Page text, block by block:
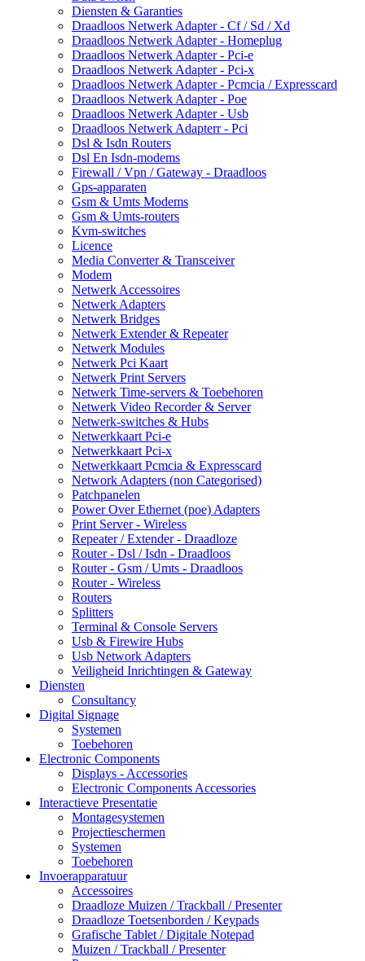
Diensten & Garanties
Draadloos Netwerk Adapter - Cf / Sd / Xd
Draadloos Netwerk Adapter - Homeplug
Draadloos Netwerk Adapter - Pci-e
Draadloos Netwerk Adapter - Pci-x
Draadloos Netwerk Adapter - Pcmcia / Expresscard
Draadloos Netwerk Adapter - Poe
Draadloos Netwerk Adapter - Usb
Draadloos Netwerk Adapterr - Pci
Dsl & Isdn Routers
Dsl En Isdn-modems
Firewall / Vpn / Gateway - Draadloos
Gps-apparaten
Gsm & Umts Modems
Gsm & Umts-routers
Kvm-switches
Licence
Media Converter & Transceiver
Modem
Netwerk Accessoires
Netwerk Adapters
Netwerk Bridges
Netwerk Extender & Repeater
Netwerk Modules
Netwerk Pci Kaart
Netwerk Print Servers
Netwerk Time-servers & Toebehoren
Netwerk Video Recorder & Server
Netwerk-switches & Hubs
Netwerkkaart Pci-e
Netwerkkaart Pci-x
Netwerkkaart Pcmcia & Expresscard
Network Adapters (non Categorised)
Patchpanelen
Power Over Ethernet (poe) Adapters
Print Server - Wireless
Repeater / Extender - Draadloze
Router - Dsl / Isdn - Draadloos
Router - Gsm / Umts - Draadloos
Router - Wireless
Routers
Splitters
Terminal & Console Servers
Usb & Firewire Hubs
Usb Network Adapters
Veiligheid Inrichtingen & Gateway
Diensten
Consultancy
Digital Signage
Systemen
Toebehoren
Electronic Components
Displays - Accessories
Electronic Components Accessories
Interactieve Presentatie
Montagesystemen
Projectieschermen
Systemen
Toebehoren
Invoerapparatuur
Accessoires
Draadloze Muizen / Trackball / Presenter
Draadloze Toetsenborden / Keypads
Grafische Tablet / Digitale Notepad
Muizen / Trackball / Presenter